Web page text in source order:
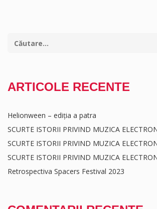
ARTICOLE RECENTE
Helionween – ediția a patra
SCURTE ISTORII PRIVIND MUZICA
SCURTE ISTORII PRIVIND MUZICA
SCURTE ISTORII PRIVIND MUZICA
Retrospectiva Spacers Festival 2023